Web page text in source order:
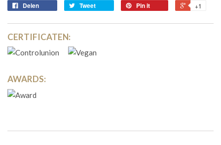
Delen Tweet Pin it +1
CERTIFICATEN:
AWARDS: